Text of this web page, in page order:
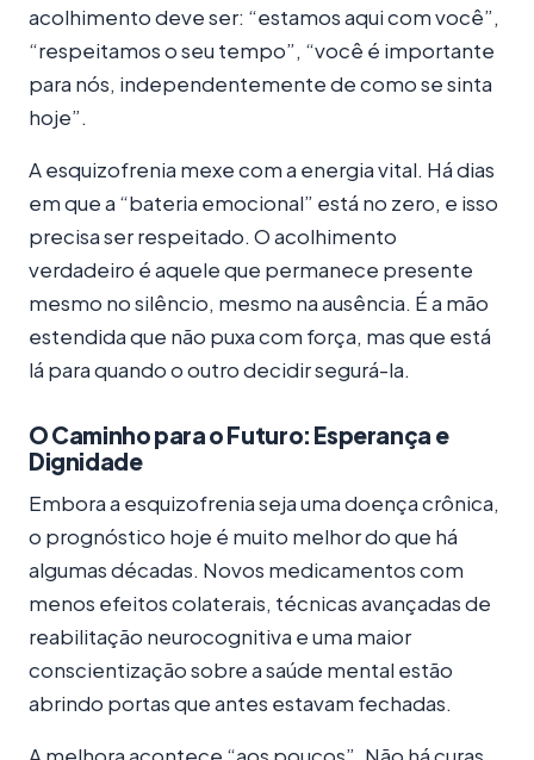
acolhimento deve ser: “estamos aqui com você”,
“respeitamos o seu tempo”, “você é importante
para nós, independentemente de como se sinta
hoje”.
A esquizofrenia mexe com a energia vital. Há dias
em que a “bateria emocional” está no zero, e isso
precisa ser respeitado. O acolhimento
verdadeiro é aquele que permanece presente
mesmo no silêncio, mesmo na ausência. É a mão
estendida que não puxa com força, mas que está
lá para quando o outro decidir segurá-la.
O Caminho para o Futuro: Esperança e
Dignidade
Embora a esquizofrenia seja uma doença crônica,
o prognóstico hoje é muito melhor do que há
algumas décadas. Novos medicamentos com
menos efeitos colaterais, técnicas avançadas de
reabilitação neurocognitiva e uma maior
conscientização sobre a saúde mental estão
abrindo portas que antes estavam fechadas.